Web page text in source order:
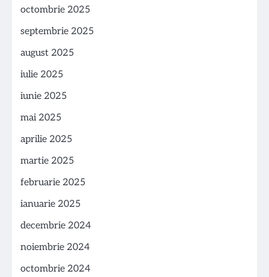
octombrie 2025
septembrie 2025
august 2025
iulie 2025
iunie 2025
mai 2025
aprilie 2025
martie 2025
februarie 2025
ianuarie 2025
decembrie 2024
noiembrie 2024
octombrie 2024